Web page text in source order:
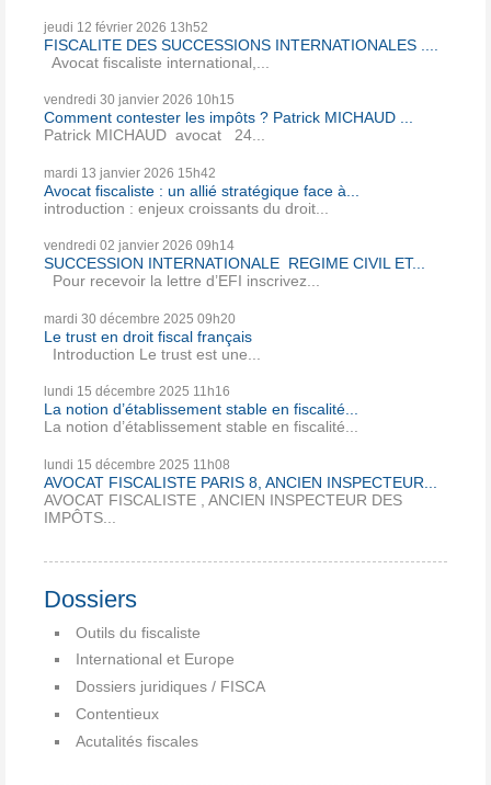
jeudi 12 février 2026 13h52
FISCALITE DES SUCCESSIONS INTERNATIONALES ....
Avocat fiscaliste international,...
vendredi 30 janvier 2026 10h15
Comment contester les impôts ? Patrick MICHAUD ...
Patrick MICHAUD avocat 24...
mardi 13 janvier 2026 15h42
Avocat fiscaliste : un allié stratégique face à...
introduction : enjeux croissants du droit...
vendredi 02 janvier 2026 09h14
SUCCESSION INTERNATIONALE REGIME CIVIL ET...
Pour recevoir la lettre d’EFI inscrivez...
mardi 30 décembre 2025 09h20
Le trust en droit fiscal français
Introduction Le trust est une...
lundi 15 décembre 2025 11h16
La notion d’établissement stable en fiscalité...
La notion d’établissement stable en fiscalité...
lundi 15 décembre 2025 11h08
AVOCAT FISCALISTE PARIS 8, ANCIEN INSPECTEUR...
AVOCAT FISCALISTE , ANCIEN INSPECTEUR DES
IMPÔTS...
Dossiers
Outils du fiscaliste
International et Europe
Dossiers juridiques / FISCA
Contentieux
Acutalités fiscales